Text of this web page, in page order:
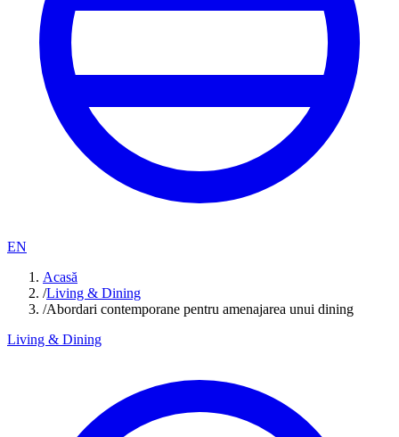
EN
Acasă
/Living & Dining
/Abordari contemporane pentru amenajarea unui dining
Living & Dining